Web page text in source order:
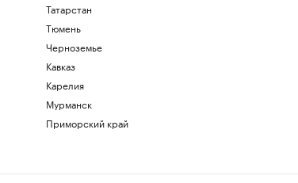
Татарстан
Тюмень
Черноземье
Кавказ
Карелия
Мурманск
Приморский край